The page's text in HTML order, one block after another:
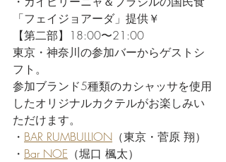
「フェイジョアーダ」提供￥
【第二部】18:00〜21:00
東京・神奈川の参加バーからゲストシ
フト。
参加ブランド5種類のカシャッサを使用
したオリジナルカクテルがお楽しみい
ただけます。
・ BAR RUMBULLION （東京・菅原 翔）
・ Bar NOE （堀口 楓太）